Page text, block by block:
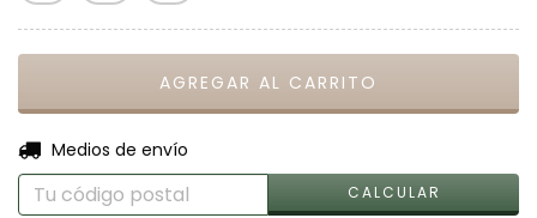
Entregas para el CP:
Medios de envío
CALCULAR